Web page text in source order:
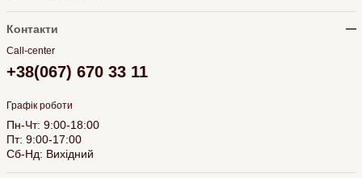
Контакти
Call-center
+38(067) 670 33 11
Графік роботи
Пн-Чт: 9:00-18:00
Пт: 9:00-17:00
Сб-Нд: Вихідний